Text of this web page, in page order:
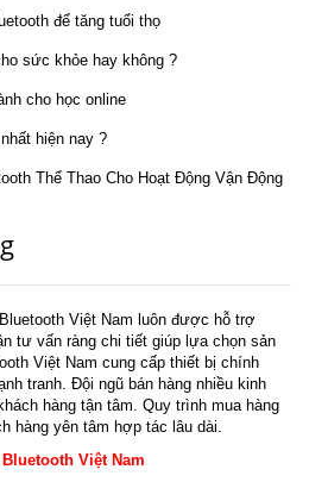
để tăng tuổi thọ
sức khỏe hay không ?
cho học online
hiện nay ?
Thể Thao Cho Hoạt Động Vận Động
Việt Nam luôn được hỗ trợ
tư vấn ràng chi tiết giúp lựa chọn sản
Việt Nam cung cấp thiết bị chính
tranh. Đội ngũ bán hàng nhiều kinh
hàng tận tâm. Quy trình mua hàng
hàng yên tâm hợp tác lâu dài.
Việt Nam